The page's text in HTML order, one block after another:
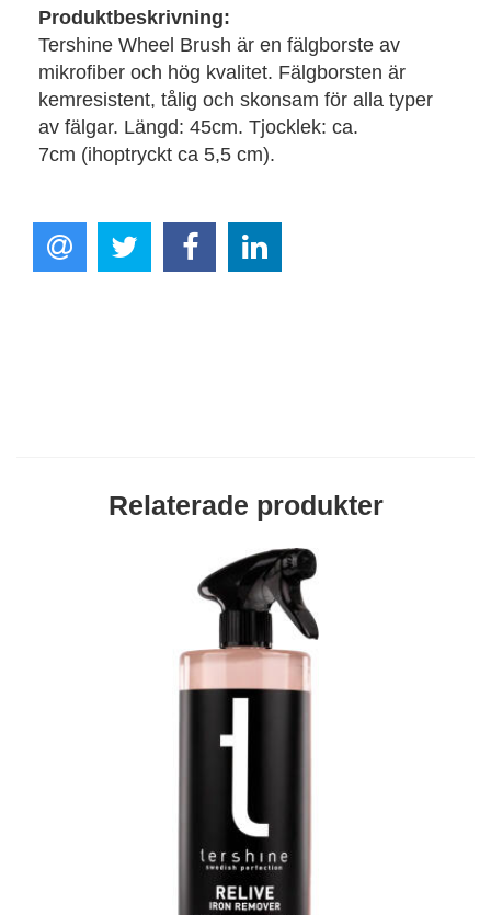
Produktbeskrivning:
Tershine Wheel Brush är en fälgborste av
mikrofiber och hög kvalitet. Fälgborsten är
kemresistent, tålig och skonsam för alla typer
av fälgar. Längd: 45cm. Tjocklek: ca.
7cm (ihoptryckt ca 5,5 cm).
Relaterade produkter